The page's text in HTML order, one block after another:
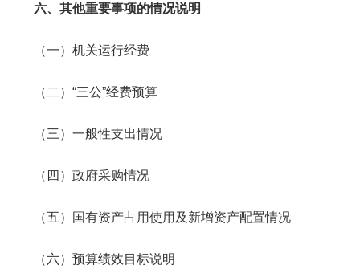
六、其他重要事项的情况说明
（一）机关运行经费
（二）“三公”经费预算
（三）一般性支出情况
（四）政府采购情况
（五）国有资产占用使用及新增资产配置情况
（六）预算绩效目标说明